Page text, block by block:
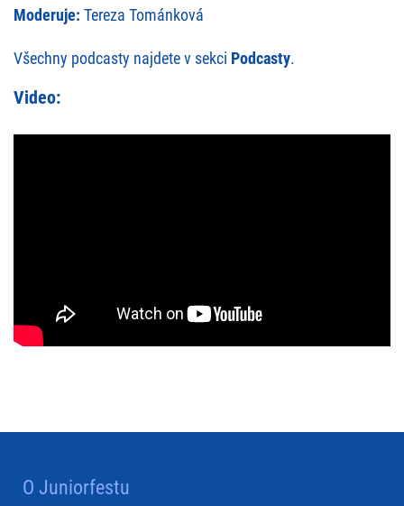
Moderuje: Tereza Tománková
Všechny podcasty najdete v sekci Podcasty.
Video:
O Juniorfestu